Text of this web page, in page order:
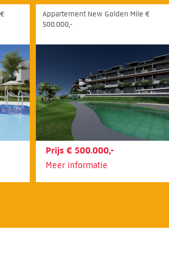
Appartement New Golden Mile €
500.000,-
Prijs € 500.000,-
Meer informatie